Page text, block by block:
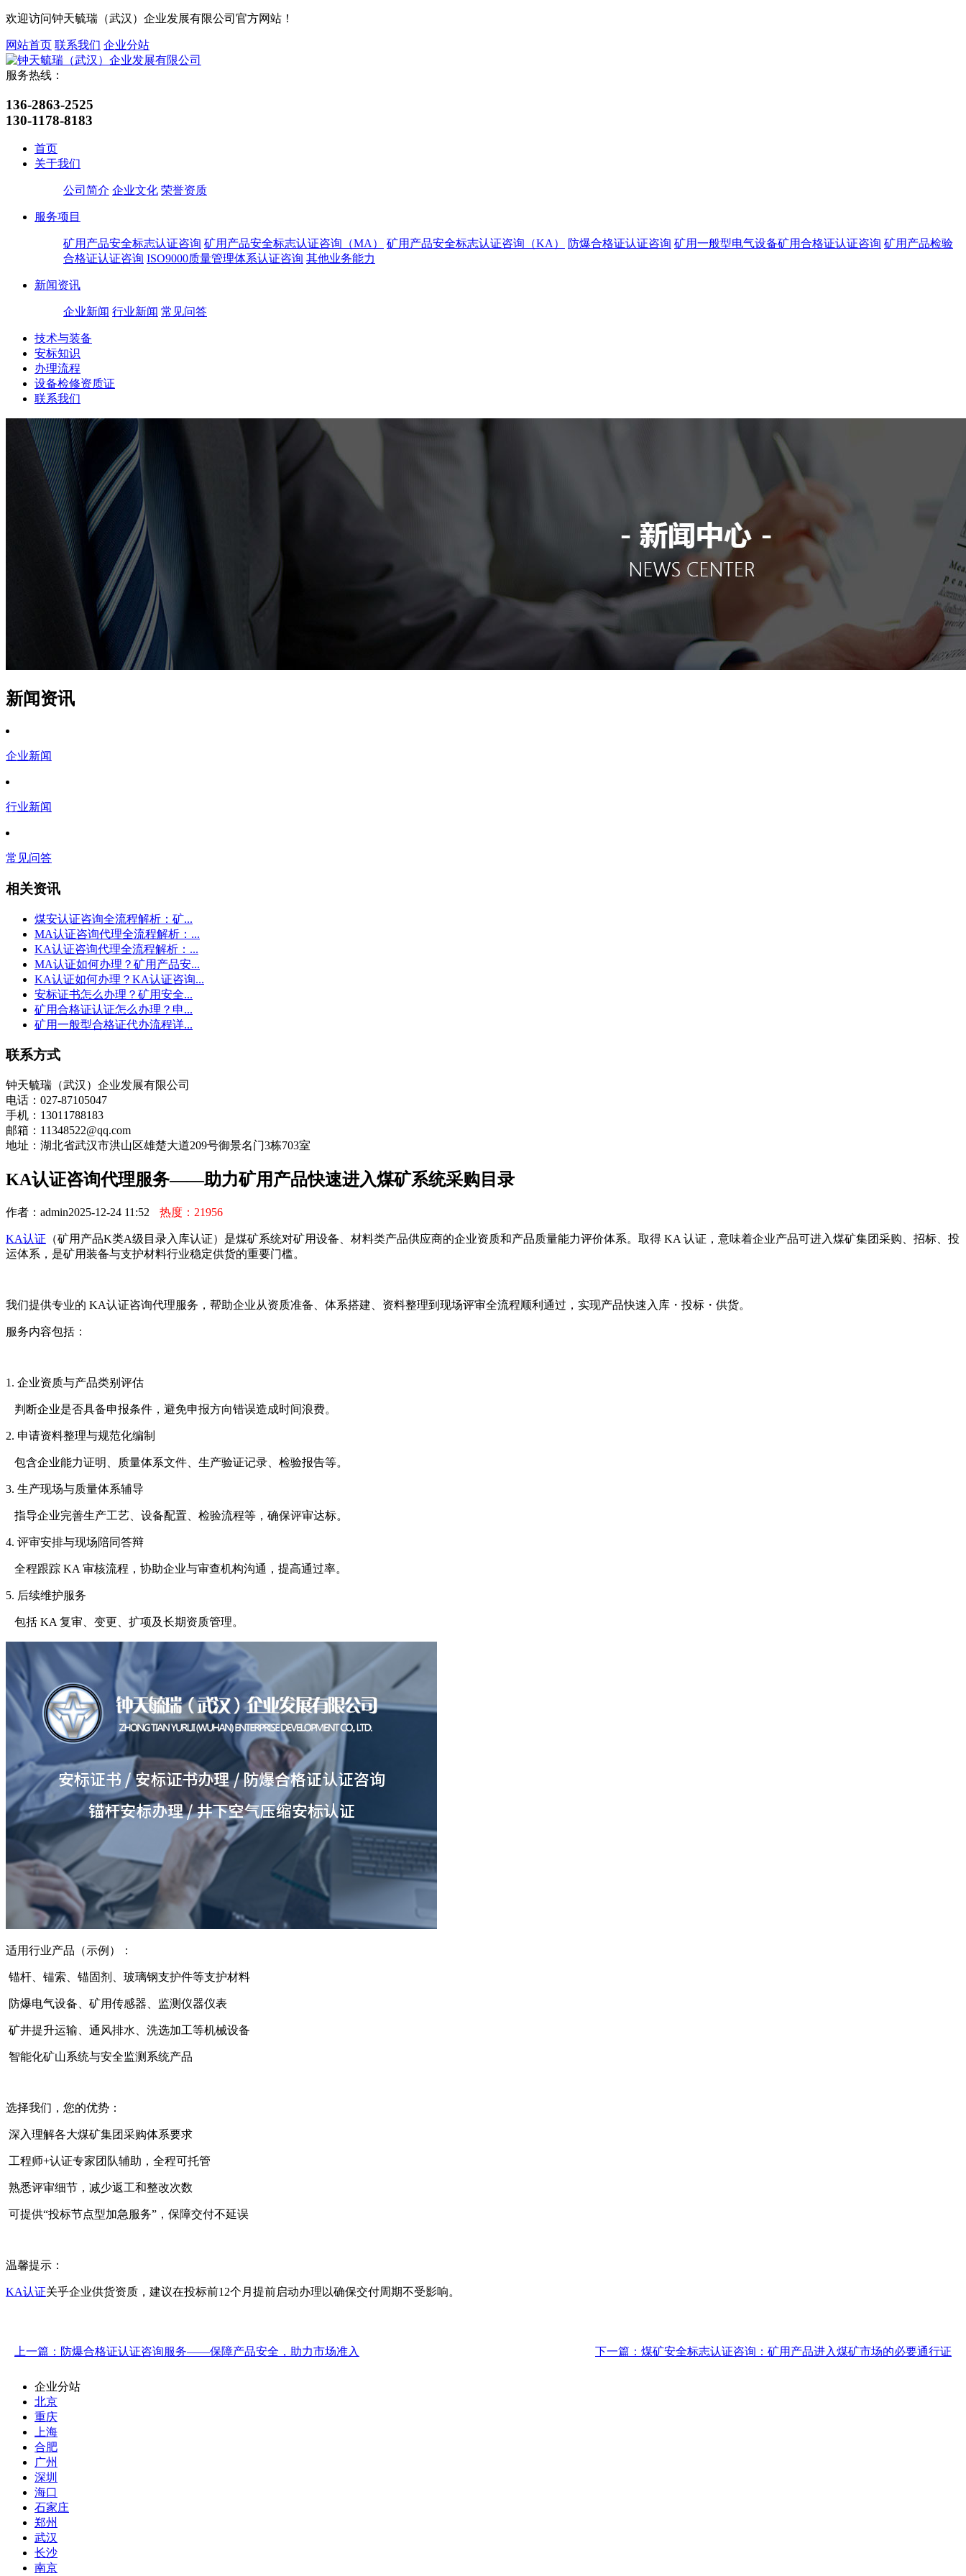
欢迎访问钟天毓瑞（武汉）企业发展有限公司官方网站！
网站首页 联系我们 企业分站
服务热线：
136-2863-2525
130-1178-8183
首页
关于我们
公司简介 企业文化 荣誉资质
服务项目
矿用产品安全标志认证咨询 矿用产品安全标志认证咨询（MA） 矿用产品安全标志认证咨询（KA） 防爆合格证认证咨询 矿用一般型电气设备矿用合格证认证咨询 矿用产品检验
合格证认证咨询 ISO9000质量管理体系认证咨询 其他业务能力
新闻资讯
企业新闻 行业新闻 常见问答
技术与装备
安标知识
办理流程
设备检修资质证
联系我们
新闻资讯
企业新闻
行业新闻
常见问答
相关资讯
煤安认证咨询全流程解析：矿...
MA认证咨询代理全流程解析：...
KA认证咨询代理全流程解析：...
MA认证如何办理？矿用产品安...
KA认证如何办理？KA认证咨询...
安标证书怎么办理？矿用安全...
矿用合格证认证怎么办理？申...
矿用一般型合格证代办流程详...
联系方式
钟天毓瑞（武汉）企业发展有限公司
电话：027-87105047
手机：13011788183
邮箱：11348522@qq.com
地址：湖北省武汉市洪山区雄楚大道209号御景名门3栋703室
KA认证咨询代理服务——助力矿用产品快速进入煤矿系统采购目录
作者：admin2025-12-24 11:52 热度：21956
KA认证 （矿用产品K类A级目录入库认证）是煤矿系统对矿用设备、材料类产品供应商的企业资质和产品质量能力评价体系。取得 KA 认证，意味着企业产品可进入煤矿集团采购、招标、投
运体系，是矿用装备与支护材料行业稳定供货的重要门槛。
我们提供专业的 KA认证咨询代理服务，帮助企业从资质准备、体系搭建、资料整理到现场评审全流程顺利通过，实现产品快速入库・投标・供货。
服务内容包括：
1. 企业资质与产品类别评估
判断企业是否具备申报条件，避免申报方向错误造成时间浪费。
2. 申请资料整理与规范化编制
包含企业能力证明、质量体系文件、生产验证记录、检验报告等。
3. 生产现场与质量体系辅导
指导企业完善生产工艺、设备配置、检验流程等，确保评审达标。
4. 评审安排与现场陪同答辩
全程跟踪 KA 审核流程，协助企业与审查机构沟通，提高通过率。
5. 后续维护服务
包括 KA 复审、变更、扩项及长期资质管理。
适用行业产品（示例）：
锚杆、锚索、锚固剂、玻璃钢支护件等支护材料
防爆电气设备、矿用传感器、监测仪器仪表
矿井提升运输、通风排水、洗选加工等机械设备
智能化矿山系统与安全监测系统产品
选择我们，您的优势：
深入理解各大煤矿集团采购体系要求
工程师+认证专家团队辅助，全程可托管
熟悉评审细节，减少返工和整改次数
可提供“投标节点型加急服务”，保障交付不延误
温馨提示：
KA认证关乎企业供货资质，建议在投标前12个月提前启动办理以确保交付周期不受影响。
上一篇：防爆合格证认证咨询服务——保障产品安全，助力市场准入 下一篇：煤矿安全标志认证咨询：矿用产品进入煤矿市场的必要通行证
企业分站
北京
重庆
上海
合肥
广州
深圳
海口
石家庄
郑州
武汉
长沙
南京